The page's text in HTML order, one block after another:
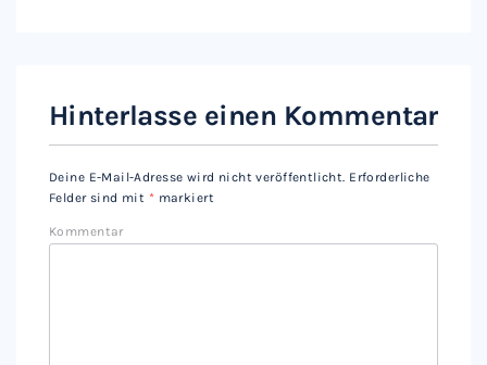
Hinterlasse einen Kommentar
Deine E-Mail-Adresse wird nicht veröffentlicht. Erforderliche
Felder sind mit * markiert
Kommentar